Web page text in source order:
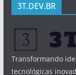
3T.DEV.BR
Transformando
tecnológicas